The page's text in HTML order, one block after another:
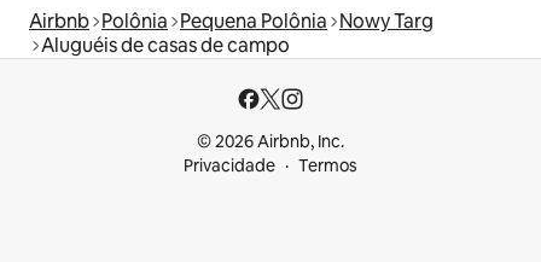
Airbnb Polônia Pequena Polônia Nowy Targ
Aluguéis de casas de campo
© 2026 Airbnb, Inc.
Privacidade
Termos